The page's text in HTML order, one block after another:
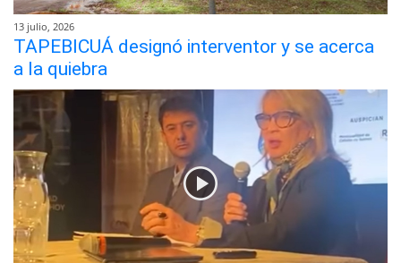
13 julio, 2026
TAPEBICUÁ designó interventor y se acerca
a la quiebra